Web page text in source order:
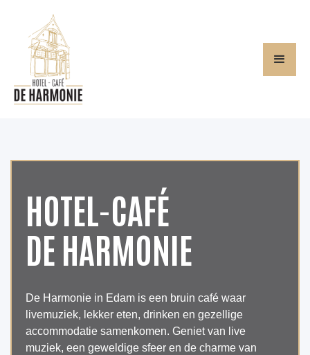
HOTEL-CAFÉ
DE HARMONIE
De Harmonie in Edam is een bruin café waar
livemuziek, lekker eten, drinken en gezellige
accommodatie samenkomen. Geniet van live
muziek, een geweldige sfeer en de charme van